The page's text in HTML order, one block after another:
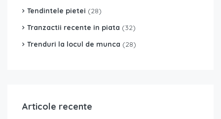
Tendintele pietei (28)
Tranzactii recente in piata (32)
Trenduri la locul de munca (28)
Articole recente